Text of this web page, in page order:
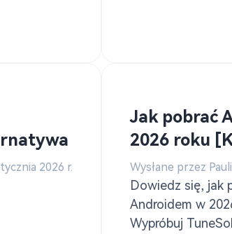
2026 r.
Jak pobrać
2026 roku
Wysłane przez
Dowiedz się, jak
Androidem w
Wypróbuj